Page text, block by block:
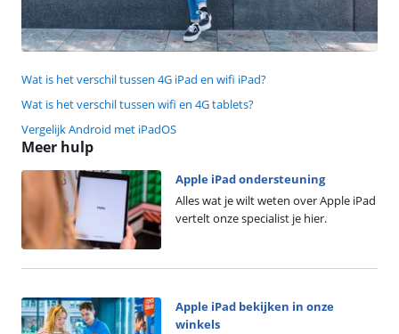
Wat is het verschil tussen 4G iPad en wifi iPad?
Wat is het verschil tussen wifi en 4G tablets?
Vergelijk Android met iPadOS
Meer hulp
Apple iPad ondersteuning
Alles wat je wilt weten over Apple iPad
vertelt onze specialist je hier.
Apple iPad bekijken in onze
winkels